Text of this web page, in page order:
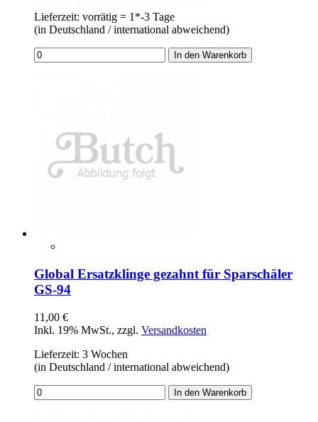
Lieferzeit: vorrätig = 1*-3 Tage
(in Deutschland / international abweichend)
In den Warenkorb
Global Ersatzklinge gezahnt für Sparschäler
GS-94
11,00 €
Inkl. 19% MwSt., zzgl. Versandkosten
Lieferzeit: 3 Wochen
(in Deutschland / international abweichend)
In den Warenkorb